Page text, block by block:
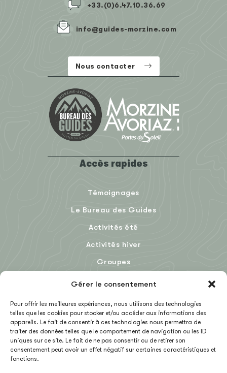
Gérer le consentement
Pour offrir les meilleures expériences, nous utilisons des technologies
telles que les cookies pour stocker et/ou accéder aux informations des
appareils. Le fait de consentir à ces technologies nous permettra de
traiter des données telles que le comportement de navigation ou les ID
uniques sur ce site. Le fait de ne pas consentir ou de retirer son
consentement peut avoir un effet négatif sur certaines caractéristiques et
fonctions.
+33.(0)6.47.10.36.69
info@guides-morzine.com
Nous contacter
Accès rapides
Témoignages
Le Bureau des Guides
Activités été
Activités hiver
Groupes
EN